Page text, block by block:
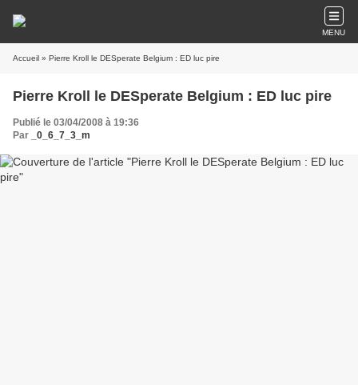
MENU
Accueil » Pierre Kroll le DESperate Belgium : ED luc pire
Pierre Kroll le DESperate Belgium : ED luc pire
Publié le 03/04/2008 à 19:36
Par
_0_6_7_3_m